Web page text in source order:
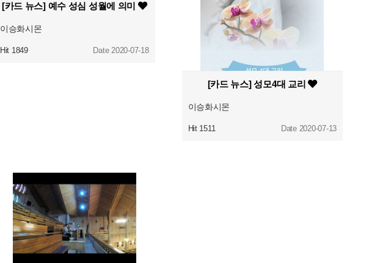
[카드 뉴스] 예수 성심 성월에 의미
이승화시몬
Hit 1849 Date 2020-07-18
[카드 뉴스] 성모4대 교리
이승화시몬
Hit 1511 Date 2020-07-13